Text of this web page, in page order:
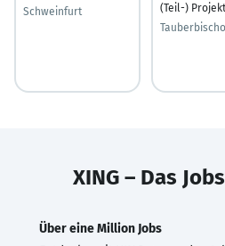
Schweinfurt
(Teil-)
XING – Das
Über eine Million Jobs